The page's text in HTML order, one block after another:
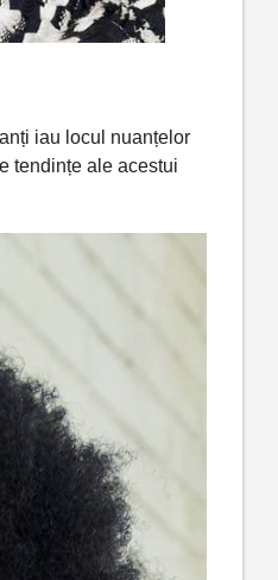
iau locul nuanțelor
tendințeale acestui